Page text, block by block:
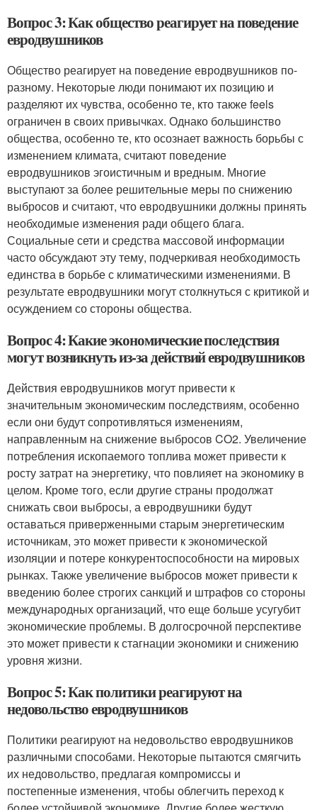
Вопрос 3: Как общество реагирует на поведение
евродвушников
Общество реагирует на поведение евродвушников по-
разному. Некоторые люди понимают их позицию и
разделяют их чувства, особенно те, кто также feels
ограничен в своих привычках. Однако большинство
общества, особенно те, кто осознает важность борьбы с
изменением климата, считают поведение
евродвушников эгоистичным и вредным. Многие
выступают за более решительные меры по снижению
выбросов и считают, что евродвушники должны принять
необходимые изменения ради общего блага.
Социальные сети и средства массовой информации
часто обсуждают эту тему, подчеркивая необходимость
единства в борьбе с климатическими изменениями. В
результате евродвушники могут столкнуться с критикой и
осуждением со стороны общества.
Вопрос 4: Какие экономические последствия
могут возникнуть из-за действий евродвушников
Действия евродвушников могут привести к
значительным экономическим последствиям, особенно
если они будут сопротивляться изменениям,
направленным на снижение выбросов CO2. Увеличение
потребления ископаемого топлива может привести к
росту затрат на энергетику, что повлияет на экономику в
целом. Кроме того, если другие страны продолжат
снижать свои выбросы, а евродвушники будут
оставаться приверженными старым энергетическим
источникам, это может привести к экономической
изоляции и потере конкурентоспособности на мировых
рынках. Также увеличение выбросов может привести к
введению более строгих санкций и штрафов со стороны
международных организаций, что еще больше усугубит
экономические проблемы. В долгосрочной перспективе
это может привести к стагнации экономики и снижению
уровня жизни.
Вопрос 5: Как политики реагируют на
недовольство евродвушников
Политики реагируют на недовольство евродвушников
различными способами. Некоторые пытаются смягчить
их недовольство, предлагая компромиссы и
постепенные изменения, чтобы облегчить переход к